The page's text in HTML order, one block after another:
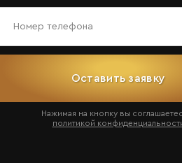
Оставить заявку
Нажимая на кнопку вы
политикой